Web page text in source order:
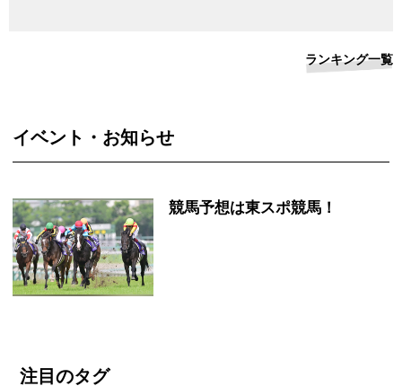
ランキング一覧
イベント・お知らせ
競馬予想は東スポ競馬！
注目のタグ